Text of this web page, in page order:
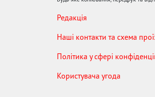
Редакція
Наші контакти та схема
Політика у сфері
Користувача угода